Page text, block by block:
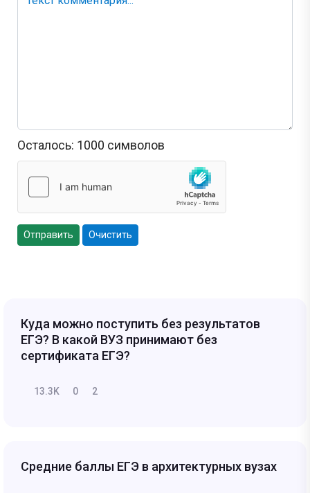
Осталось: 1000 символов
Отправить Очистить
Куда можно поступить без результатов
ЕГЭ? В какой ВУЗ принимают без
сертификата ЕГЭ?
13.3K 0 2
Средние баллы ЕГЭ в архитектурных вузах